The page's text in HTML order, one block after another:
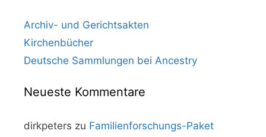
Archiv- und Gerichtsakten
Kirchenbücher
Deutsche Sammlungen bei Ancestry
Neueste Kommentare
dirkpeters zu Familienforschungs-Paket